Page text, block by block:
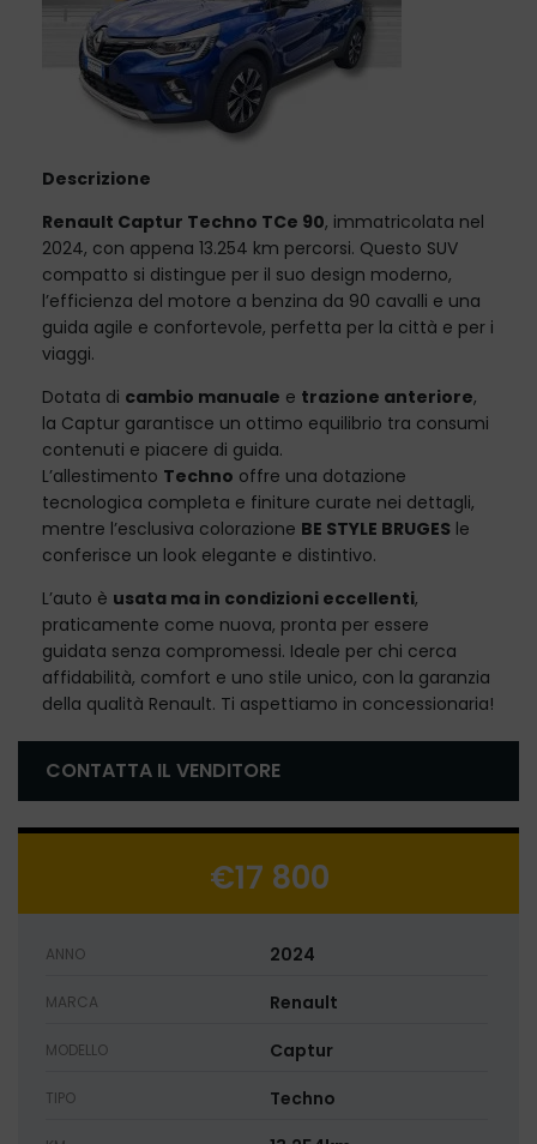
Descrizione
Renault Captur Techno TCe 90, immatricolata nel
2024, con appena 13.254 km percorsi. Questo SUV
compatto si distingue per il suo design moderno,
l’efficienza del motore a benzina da 90 cavalli e una
guida agile e confortevole, perfetta per la città e per i
viaggi.
Dotata di cambio manuale e trazione anteriore,
la Captur garantisce un ottimo equilibrio tra consumi
contenuti e piacere di guida.
L’allestimento Techno offre una dotazione
tecnologica completa e finiture curate nei dettagli,
mentre l’esclusiva colorazione BE STYLE BRUGES le
conferisce un look elegante e distintivo.
L’auto è usata ma in condizioni eccellenti,
praticamente come nuova, pronta per essere
guidata senza compromessi. Ideale per chi cerca
affidabilità, comfort e uno stile unico, con la garanzia
della qualità Renault. Ti aspettiamo in concessionaria!
CONTATTA IL VENDITORE
€17 800
ANNO 2024
MARCA Renault
MODELLO Captur
TIPO Techno